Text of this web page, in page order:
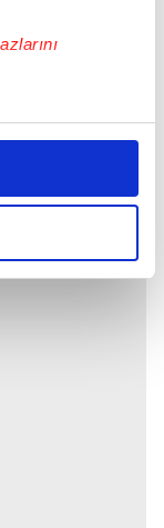
özel
yaparken
sunmak
adına
bu noktada,
tek gelir